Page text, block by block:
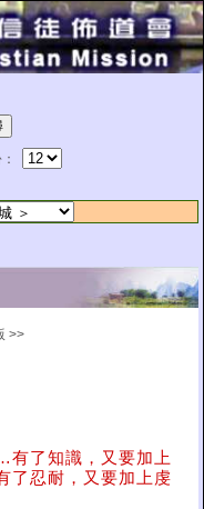
>>
了知識，又要加上
了忍耐，又要加上虔